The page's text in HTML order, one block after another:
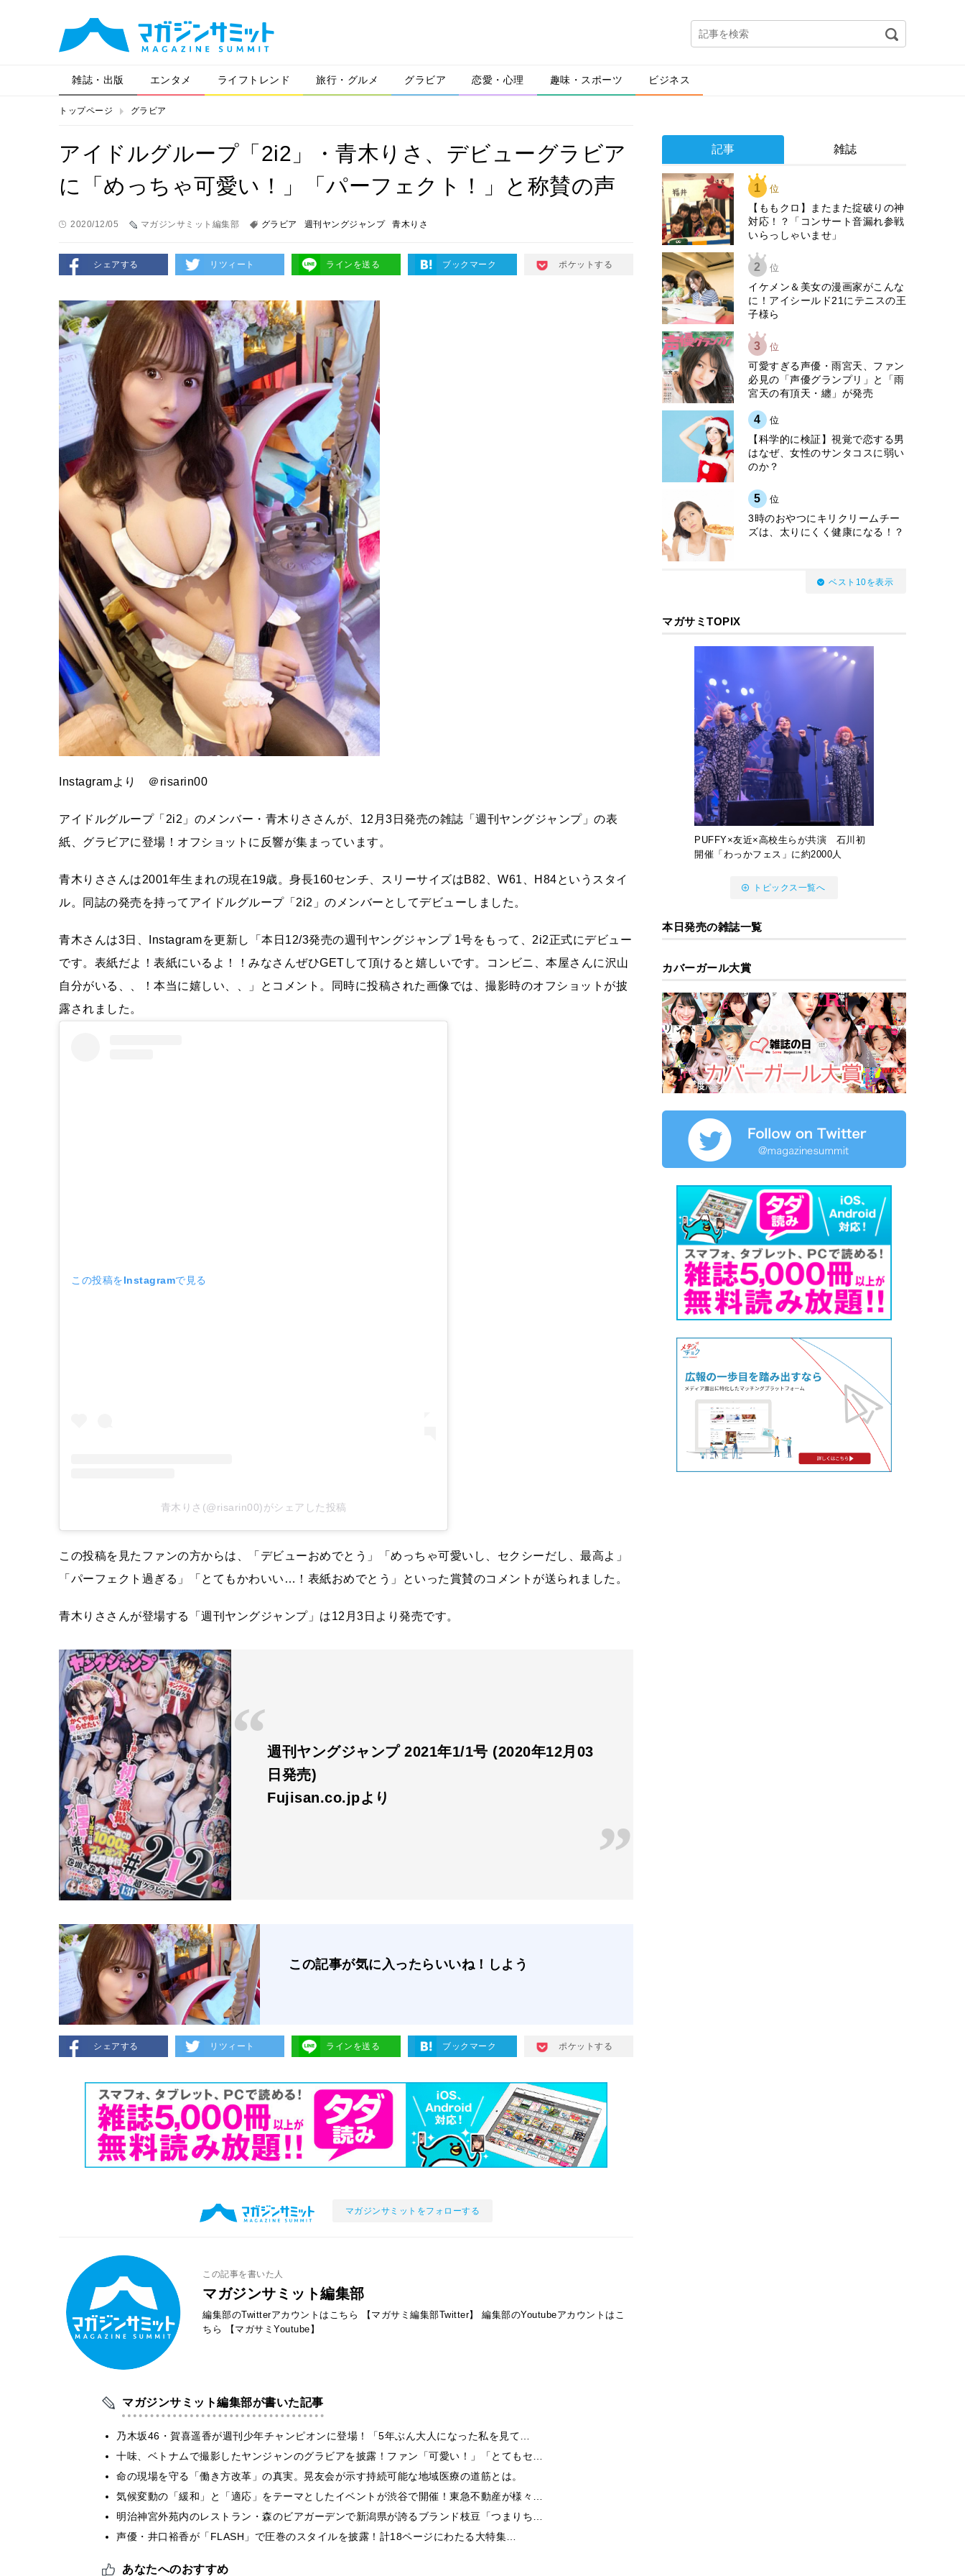
雑誌・出版 エンタメ ライフトレンド 旅行・グルメ グラビア 恋愛・心理 趣味・スポーツ ビジネス
トップページ グラビア
アイドルグループ「2i2」・青木りさ、デビューグラビア
に「めっちゃ可愛い！」「パーフェクト！」と称賛の声
2020/12/05 マガジンサミット編集部 グラビア 週刊ヤングジャンプ 青木りさ
シェアする リツィート ラインを送る ブックマーク ポケットする
Instagramより ＠risarin00
アイドルグループ「2i2」のメンバー・青木りささんが、12月3日発売の雑誌「週刊ヤングジャンプ」の表
紙、グラビアに登場！オフショットに反響が集まっています。
青木りささんは2001年生まれの現在19歳。身長160センチ、スリーサイズはB82、W61、H84というスタイ
ル。同誌の発売を持ってアイドルグループ「2i2」のメンバーとしてデビューしました。
青木さんは3日、Instagramを更新し「本日12/3発売の週刊ヤングジャンプ 1号をもって、2i2正式にデビュー
です。表紙だよ！表紙にいるよ！！みなさんぜひGETして頂けると嬉しいです。コンビニ、本屋さんに沢山
自分がいる、、！本当に嬉しい、、」とコメント。同時に投稿された画像では、撮影時のオフショットが披
露されました。
この投稿をInstagramで見る
青木りさ(@risarin00)がシェアした投稿
この投稿を見たファンの方からは、「デビューおめでとう」「めっちゃ可愛いし、セクシーだし、最高よ」
「パーフェクト過ぎる」「とてもかわいい…！表紙おめでとう」といった賞賛のコメントが送られました。
青木りささんが登場する「週刊ヤングジャンプ」は12月3日より発売です。
週刊ヤングジャンプ 2021年1/1号 (2020年12月03
日発売)
Fujisan.co.jpより
この記事が気に入ったらいいね！しよう
シェアする リツィート ラインを送る ブックマーク ポケットする
マガジンサミットをフォローする
この記事を書いた人
マガジンサミット編集部
編集部のTwitterアカウントはこちら 【マガサミ編集部Twitter】
編集部のYoutubeアカウントはこ
ちら
【マガサミYoutube】
マガジンサミット編集部が書いた記事
乃木坂46・賀喜遥香が週刊少年チャンピオンに登場！「5年ぶん大人になった私を見て…
十味、ベトナムで撮影したヤンジャンのグラビアを披露！ファン「可愛い！」「とてもセ…
​命の現場を守る「働き方改革」の真実。晃友会が示す持続可能な地域医療の道筋とは。
気候変動の「緩和」と「適応」をテーマとしたイベントが渋谷で開催！東急不動産が様々…
明治神宮外苑内のレストラン・森のビアガーデンで新潟県が誇るブランド枝豆「つまりち…
声優・井口裕香が「FLASH」で圧巻のスタイルを披露！計18ページにわたる大特集…
あなたへのおすすめ
記事 雑誌
1 位
【ももクロ】またまた掟破りの神
対応！？「コンサート音漏れ参戦
いらっしゃいませ」
2 位
イケメン＆美女の漫画家がこんな
に！アイシールド21にテニスの王
子様ら
3 位
可愛すぎる声優・雨宮天、ファン
必見の「声優グランプリ」と「雨
宮天の有頂天・纏」が発売
4 位
【科学的に検証】視覚で恋する男
はなぜ、女性のサンタコスに弱い
のか？
5 位
3時のおやつにキリクリームチー
ズは、太りにくく健康になる！？
ベスト10を表示
マガサミTOPIX
PUFFY×友近×高校生らが共演 石川初
開催「わっかフェス」に約2000人
トピックス一覧へ
本日発売の雑誌一覧
カバーガール大賞